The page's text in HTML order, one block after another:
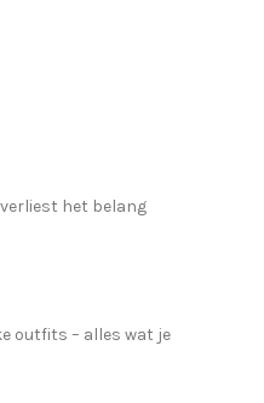
het belang
outfits – alles wat je